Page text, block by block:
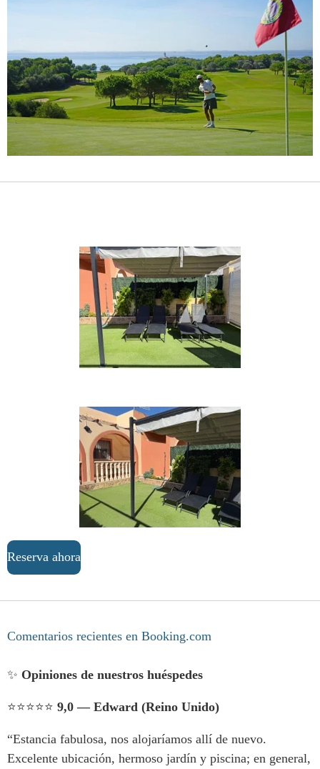
Reserva ahora
Comentarios recientes en Booking.com
✨ Opiniones de nuestros huéspedes
⭐️⭐️⭐️⭐️⭐️ 9,0 — Edward (Reino Unido)
“Estancia fabulosa, nos alojaríamos allí de nuevo.
Excelente ubicación, hermoso jardín y piscina; en general,